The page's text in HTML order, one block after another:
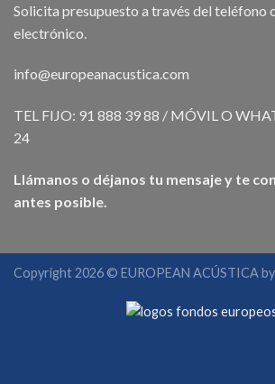
Solicita presupuesto a través del teléfono
electrónico.
info@europeanacustica.com
TEL FIJO: 91 888 39 88 / MÓVIL O
24
Llámanos o déjanos tu mensaje y te
antes posible.
Copyright 2026 © EUROPEAN ACÚSTICA by